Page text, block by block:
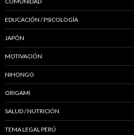
EDUCACIÓN / PSICOLOGÍA
JAPÓN
MOTIVACIÓN
NIHONGO
ORIGAMI
SALUD / NUTRICIÓN
TEMA LEGAL PERÚ